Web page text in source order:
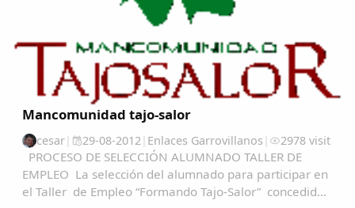
Mancomunidad tajo-salor
cesar| 29-08-2012| Enlaces Garrovillanos | 2978 visit
PROCESO DE SELECCIÓN ALUMNADO TALLER DE
EMPLEO La selección del alumnado para participar en
el Taller de Empleo “Formando Tajo-Salor” concedido